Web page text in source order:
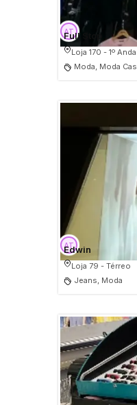
Full Stop
Loja 170 - 1º
Moda, Moda
Edwin
Loja 79 - Térreo
Jeans, Moda